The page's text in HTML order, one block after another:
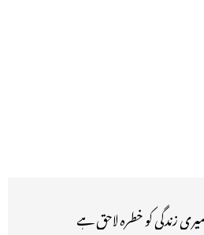
زندگی کو خطرہ لاحق ہے